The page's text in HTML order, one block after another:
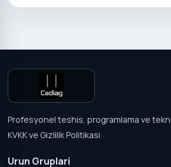
Profesyonel teshis, programlama ve
KVKK ve Gizlilik Politikasi
Urun Gruplari